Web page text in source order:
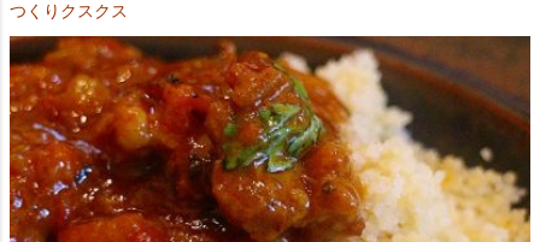
つくりクスクス